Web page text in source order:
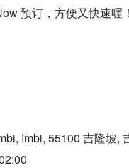
预订，方便又快速喔！
Imbi, 55100 吉隆坡,